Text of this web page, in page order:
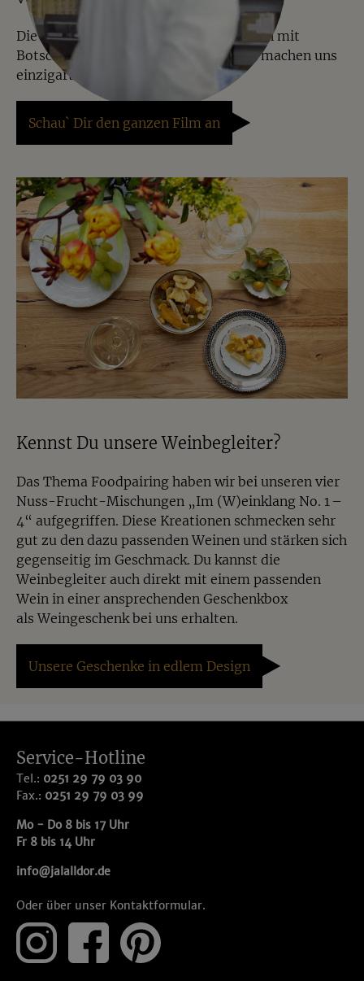
Die hochwertige Geschenkverpackungen mit
Botschaften und kreative Mischungen machen uns
einzigartig.
Schau` Dir den ganzen Film an
Kennst Du unsere Weinbegleiter?
Das Thema Foodpairing haben wir bei unseren vier
Nuss-Frucht-Mischungen „Im (W)einklang No. 1 –
4“ aufgegriffen. Diese Kreationen schmecken sehr
gut zu den dazu passenden Weinen und stärken sich
gegenseitig im Geschmack. Du kannst die
Weinbegleiter auch direkt mit einem passenden
Wein in einer ansprechenden Geschenkbox
alsWeingeschenkbei uns erhalten.
Unsere Geschenke in edlem Design
Service-Hotline
Tel.: 0251 29 79 03 90
Fax.: 0251 29 79 03 99
Mo - Do 8 bis 17 Uhr
Fr 8 bis 14 Uhr
info@jalalldor.de
Oder über unser Kontaktformular.